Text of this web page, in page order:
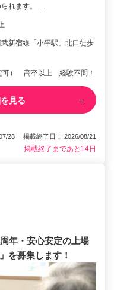
られます。 …
新宿線「小平駅」北口徒歩
可） 高卒以上 経験不問！
見る
28 掲載終了日： 2026/08/21
掲載終了まであと14日
年・安心安定の上場
を募集します！